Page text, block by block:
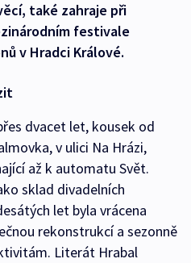
také zahraje při
festivale
v Hradci Králové.
dvacet let, kousek od
v ulici Na Hrázi,
až k automatu Svět.
sklad divadelních
let byla vrácena
rekonstrukcí a sezonně
Literát Hrabal